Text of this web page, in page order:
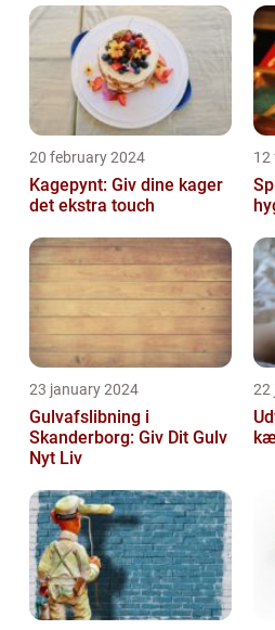
20 february 2024
Kagepynt: Giv dine kager
det ekstra touch
12
23 january 2024
Gulvafslibning i
Skanderborg: Giv Dit Gulv
Nyt Liv
22